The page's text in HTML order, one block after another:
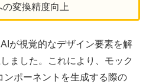
変換精度向上
が視覚的なデザイン要素を解
ました。これにより、モック
ンポーネントを生成する際の